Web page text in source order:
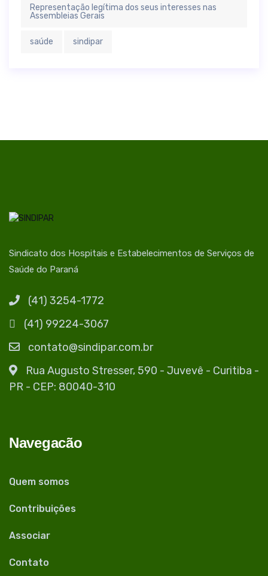
Representação legítima dos seus interesses nas
Assembleias Gerais
saúde sindipar
Sindicato dos Hospitais e Estabelecimentos de Serviços de
Saúde do Paraná
(41) 3254-1772
(41) 99224-3067
contato@sindipar.com.br
Rua Augusto Stresser, 590 - Juvevê - Curitiba -
PR - CEP: 80040-310
Navegacão
Quem somos
Contribuições
Associar
Contato